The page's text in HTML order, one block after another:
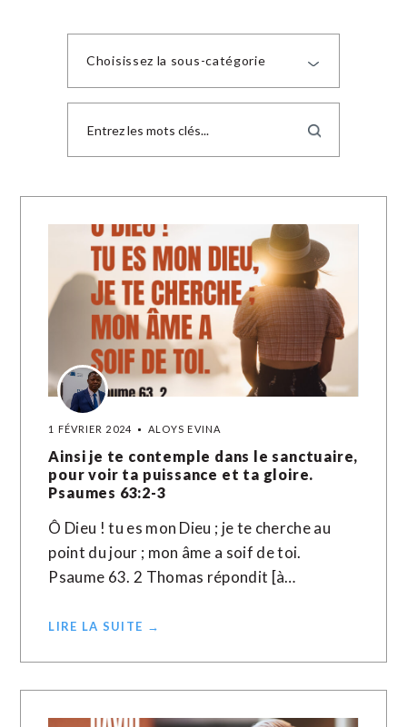
Choisissez la sous-catégorie
1 FÉVRIER 2024 ALOYS EVINA
Ainsi je te contemple dans le sanctuaire,
pour voir ta puissance et ta gloire.
Psaumes 63:2-3
Ô Dieu ! tu es mon Dieu ; je te cherche au
point du jour ; mon âme a soif de toi.
Psaume 63. 2 Thomas répondit [à…
LIRE LA SUITE →